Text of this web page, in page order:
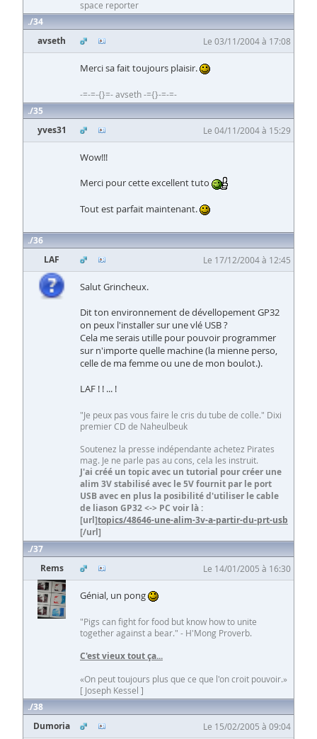
space reporter
34
avseth
Le 03/11/2004 à 17:08
Merci sa fait toujours plaisir.
-=-=-{}=- avseth -={}-=-=-
35
yves31
Le 04/11/2004 à 15:29
Wow!!!
Merci pour cette excellent tuto
Tout est parfait maintenant.
36
LAF
Le 17/12/2004 à 12:45
Salut Grincheux.
Dit ton environnement de dévellopement GP32
on peux l'installer sur une vlé USB ?
Cela me serais utille pour pouvoir programmer
sur n'importe quelle machine (la mienne perso,
celle de ma femme ou une de mon boulot.).
LAF ! ! ... !
"Je peux pas vous faire le cris du tube de colle." Dixi
premier CD de Naheulbeuk
Soutenez la presse indépendante achetez Pirates
mag. Je ne parle pas au cons, cela les instruit.
J'ai créé un topic avec un tutorial pour créer une
alim 3V stabilisé avec le 5V fournit par le port
USB avec en plus la posibilité d'utiliser le cable
de liason GP32 <-> PC voir là :
[url]topics/48646-une-alim-3v-a-partir-du-prt-usb
[/url]
37
Rems
Le 14/01/2005 à 16:30
Génial, un pong
"Pigs can fight for food but know how to unite
together against a bear." - H'Mong Proverb.
C'est vieux tout ça...
«On peut toujours plus que ce que l'on croit pouvoir.»
[ Joseph Kessel ]
38
Dumoria
Le 15/02/2005 à 09:04